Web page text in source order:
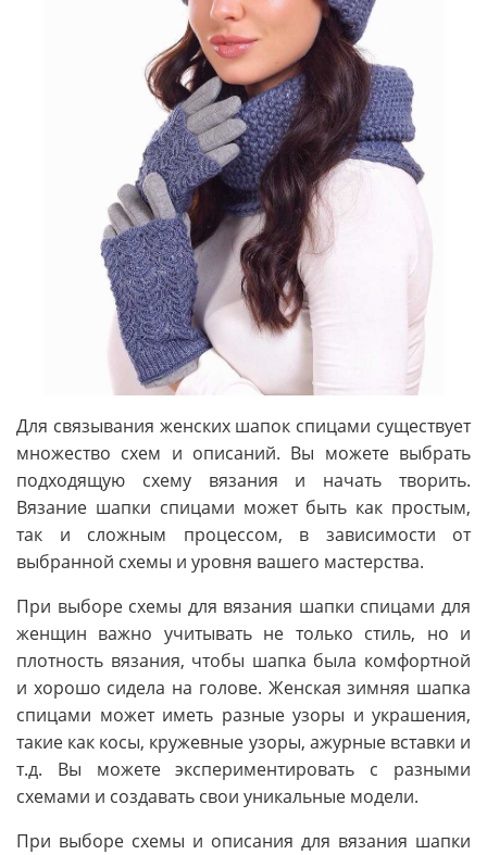
Для связывания женских шапок спицами существует
множество схем и описаний. Вы можете выбрать
подходящую схему вязания и начать творить.
Вязание шапки спицами может быть как простым,
так и сложным процессом, в зависимости от
выбранной схемы и уровня вашего мастерства.
При выборе схемы для вязания шапки спицами для
женщин важно учитывать не только стиль, но и
плотность вязания, чтобы шапка была комфортной
и хорошо сидела на голове. Женская зимняя шапка
спицами может иметь разные узоры и украшения,
такие как косы, кружевные узоры, ажурные вставки и
т.д. Вы можете экспериментировать с разными
схемами и создавать свои уникальные модели.
При выборе схемы и описания для вязания шапки